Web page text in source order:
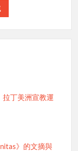
丁美洲宣教運
》的文摘與